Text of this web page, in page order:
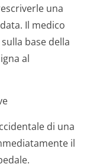
una
Il medico
base della
al
di una
il